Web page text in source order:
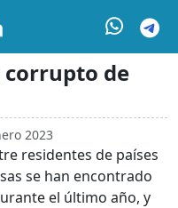
corrupto de
2023
residentes de países
se han encontrado
el último año, y